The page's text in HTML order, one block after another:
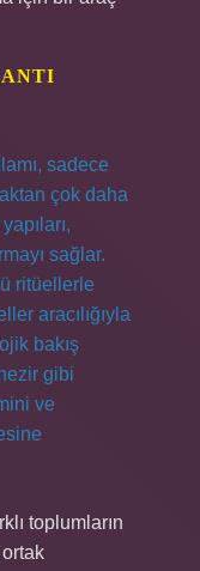
sadece
çok daha
sağlar.
ritüellerle
aracılığıyla
bakış
gibi
ve
toplumların